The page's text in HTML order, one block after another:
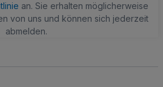
an. Sie erhalten möglicherweise
von uns und können sich jederzeit
abmelden.